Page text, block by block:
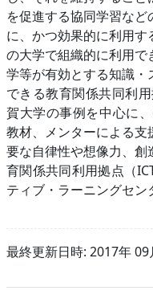
を促進する協同学習な
に、かつ効果的に利用す
の大学で組織的に利用
学等が有効とする知識
できる教育関係共同利
賀大学の事例を中心に
教材、メンターによる
要な自律性や想像力、
育関係共同利用拠点（
ティブ・ラーニングセン
最終更新日時: 2017年